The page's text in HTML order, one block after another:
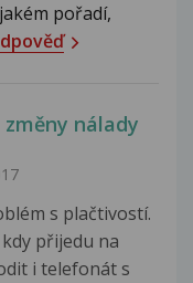
pořadí,
nálady
s plačtivostí.
přijedu na
i telefonát s